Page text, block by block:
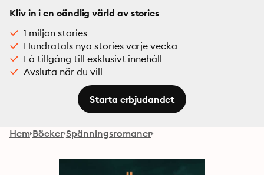
Kliv in i en oändlig värld av stories
1 miljon stories
Hundratals nya stories varje vecka
Få tillgång till exklusivt innehåll
Avsluta när du vill
Starta erbjudandet
Hem Böcker Spänningsromaner